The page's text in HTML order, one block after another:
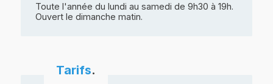
Toute l'année du lundi au samedi de 9h30 à 19h.
Ouvert le dimanche matin.
Tarifs.